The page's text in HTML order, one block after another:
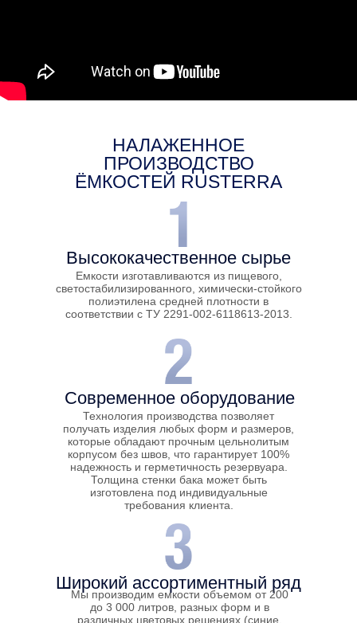
Современное оборудование
Широкий ассортиментный ряд
надежность и герметичность резервуара.
Толщина стенки бака может быть
изготовлена под индивидуальные
требования клиента.
Мы производим емкости объемом от 200
до 3 000 литров, разных форм и в
различных цветовых решениях (синие,
красные, черные, зеленые, желтые). В
специализированные АВТО-емкости и баки
для душа.